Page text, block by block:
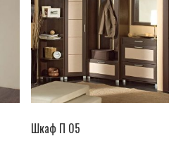
Шкаф П 05